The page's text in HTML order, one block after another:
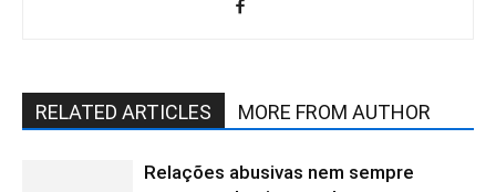
RELATED ARTICLES MORE FROM AUTHOR
Relações abusivas nem sempre